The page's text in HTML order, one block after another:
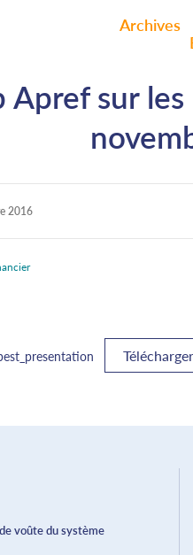
Archives
Apref sur
2016
Télécharger
voûte du système